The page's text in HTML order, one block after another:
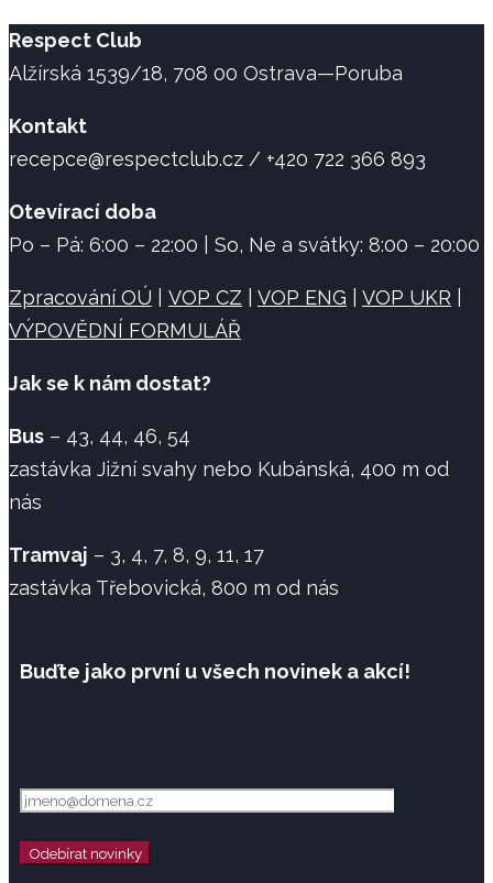
Respect Club
Alžírská 1539/18, 708 00 Ostrava—Poruba
Kontakt
recepce@respectclub.cz / +420 722 366 893
Otevírací doba
Po – Pá: 6:00 – 22:00 | So, Ne a svátky: 8:00 – 20:00
Zpracování OÚ VOP CZ VOP ENG VOP UKR
VÝPOVĚDNÍ FORMULÁŘ
Jak se k nám dostat?
Bus – 43, 44, 46, 54
zastávka Jižní svahy nebo Kubánská, 400 m od
nás
Tramvaj – 3, 4, 7, 8, 9, 11, 17
zastávka Třebovická, 800 m od nás
Buďte jako první u všech novinek a akcí!